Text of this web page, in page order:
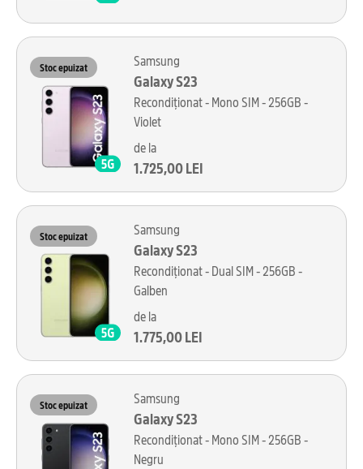
Stoc epuizat Samsung
Galaxy S23
Recondiționat - Mono SIM - 256GB -
Violet
de la
1.725,00 LEI
Stoc epuizat Samsung
Galaxy S23
Recondiționat - Dual SIM - 256GB -
Galben
de la
1.775,00 LEI
Stoc epuizat Samsung
Galaxy S23
Recondiționat - Mono SIM - 256GB -
Negru